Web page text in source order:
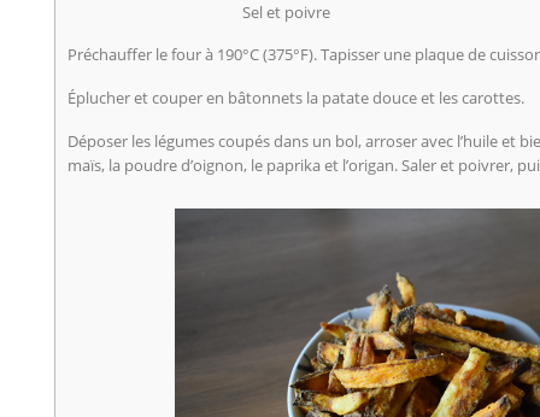
Sel et poivre
Préchauffer le four à 190°C (375°F). Tapisser une plaque de
Éplucher et couper en bâtonnets la patate douce et les carottes.
Déposer les légumes coupés dans un bol, arroser avec l’huile et
maïs, la poudre d’oignon, le paprika et l’origan. Saler et poivrer,